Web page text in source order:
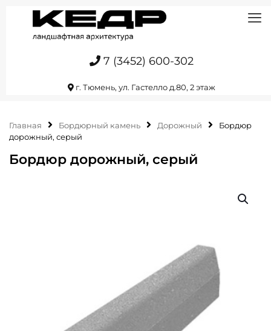
7 (3452) 600-302
г. Тюмень, ул. Гастелло д.80, 2 этаж
Главная Бордюрный камень Дорожный
Бордюр
дорожный, серый
Бордюр дорожный, серый